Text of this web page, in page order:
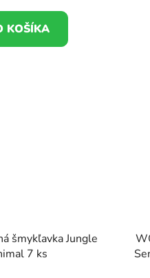
KOŠÍKA
šmykľavka Jungle
7 ks